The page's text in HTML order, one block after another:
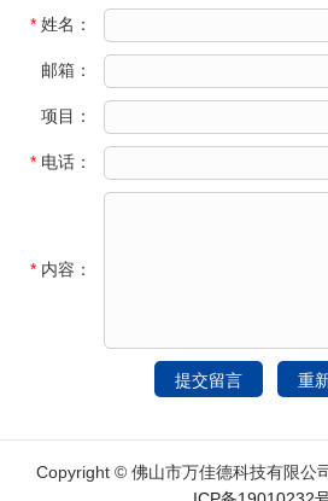
* 姓名：
邮箱：
项目：
* 电话：
* 内容：
Copyright © 佛山市万佳德科技有限公